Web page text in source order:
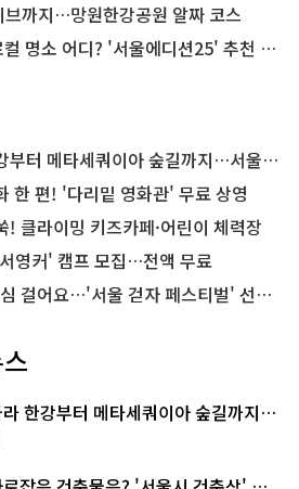
브까지…망원한강공원 알짜 코스
명소 어디? '서울에디션25' 추천 코스
메타세쿼이아 숲길까지…서울둘레길 15코스
한 편! '다리밑 영화관' 무료 상영
! 클라이밍 키즈카페·어린이 체력장
영커' 캠프 모집…전액 무료
어요…'서울 걷자 페스티벌' 선착순 5천명
한강부터 메타세쿼이아 숲길까지…
스